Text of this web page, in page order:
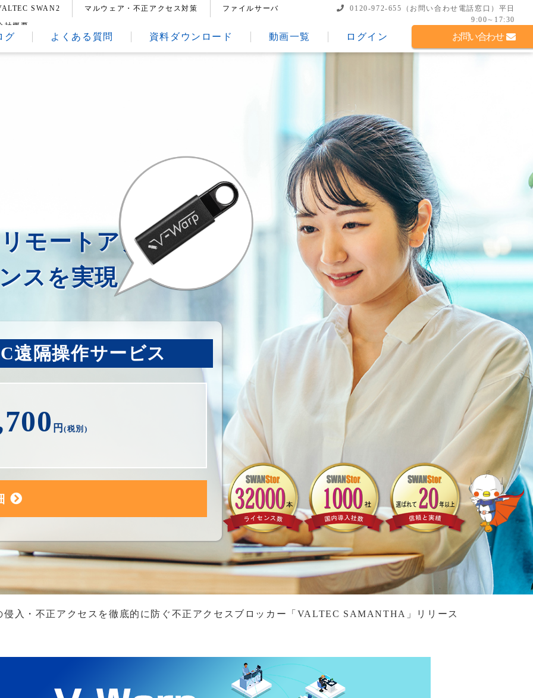
SWAN2 マルウェア・不正アクセス対策 ファイルサーバ
社概要
0120-972-655 （お問い合わせ電話窓口） 平日
9:00∼17:30
グ よくある質問 資料ダウンロード 動画一覧 ログイン お問い合わせ
モートアクセスや
スを実現
遠隔操作サービス
円(税別)
侵入・不正アクセスを徹底的に防ぐ不正アクセスブロッカー「VALTEC SAMANTHA」リリース